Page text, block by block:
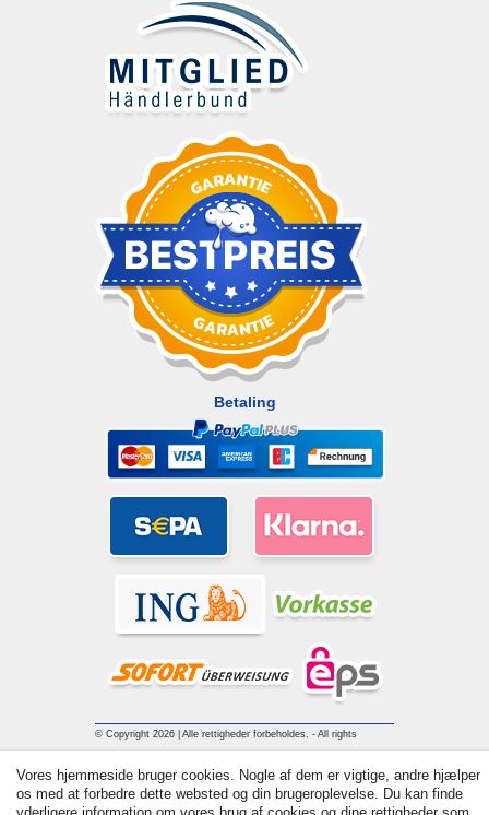
Betaling
© Copyright 2026 | Alle rettigheder forbeholdes. - All rights
reserved. Prices incl. VAT. 19% VAT Basic prices see article detail
| * Applies to deliveries to the UK!
Vores hjemmeside bruger cookies. Nogle af dem er vigtige, andre hjælper
os med at forbedre dette websted og din brugeroplevelse. Du kan finde